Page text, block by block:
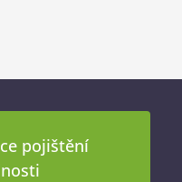
pojištění